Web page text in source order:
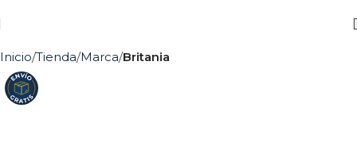
Inicio Tienda Marca Britania
Agotado